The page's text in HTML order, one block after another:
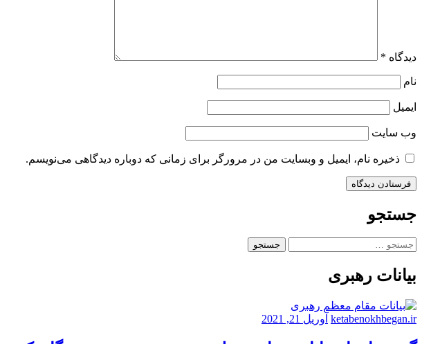
دیدگاه *
نام
ایمیل
وب‌ سایت
ذخیره نام، ایمیل و وبسایت من در مرورگر برای زمانی که دوباره دیدگاهی می‌نویسم.
جستجو
جستجو
بیانات رهبری
ketabenokhbegan.ir آوریل 21, 2021